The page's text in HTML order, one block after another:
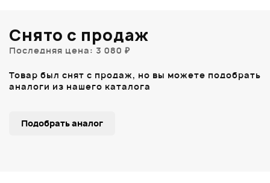
Снято с продаж
Последняя цена: 3 080 ₽
Товар был снят с продаж, но вы можете подобрать
аналоги из нашего каталога
Подобрать аналог